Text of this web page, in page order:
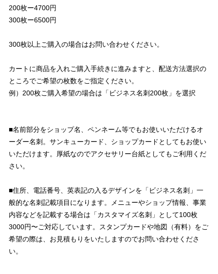
200枚ー4700円
300枚ー6500円
300枚以上ご購入の場合はお問い合わせください。
カートに商品を入れご購入手続きに進みますと、配送方法選択の
ところでご希望の枚数をご指定ください。
例）200枚ご購入希望の場合は「ビジネス名刺200枚」を選択
■名前部分をショップ名、ペンネーム等でもお使いいただけるオ
ーダー名刺。サンキューカード、ショップカードとしてもお使い
いただけます。厚紙なのでアクセサリー台紙としてもご利用くだ
さい。
■住所、電話番号、英表記の入るデザインを「ビジネス名刺」一
般的な名刺記載項目になります。メニューやショップ情報、事業
内容などを記載する場合は「カスタマイズ名刺」として100枚
3000円〜ご対応しています。スタンプカードや地図（有料）をご
希望の際は、お見積もりをいたしますのでお問い合わせくださ
い。